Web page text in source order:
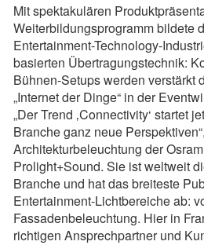
Mit spektakulären
Weiterbildungsprogramm bildete
Entertainment-Technology-
basierten Übertragungstechnik:
Bühnen-Setups werden verstärkt
„Internet der Dinge“ in der
„Der Trend ‚Connectivity‘ startet
Branche ganz neue
Architekturbeleuchtung der
Prolight+Sound. Sie ist weltweit
Branche und hat das breiteste
Entertainment-Lichtbereiche ab:
Fassadenbeleuchtung. Hier in
richtigen Ansprechpartner und